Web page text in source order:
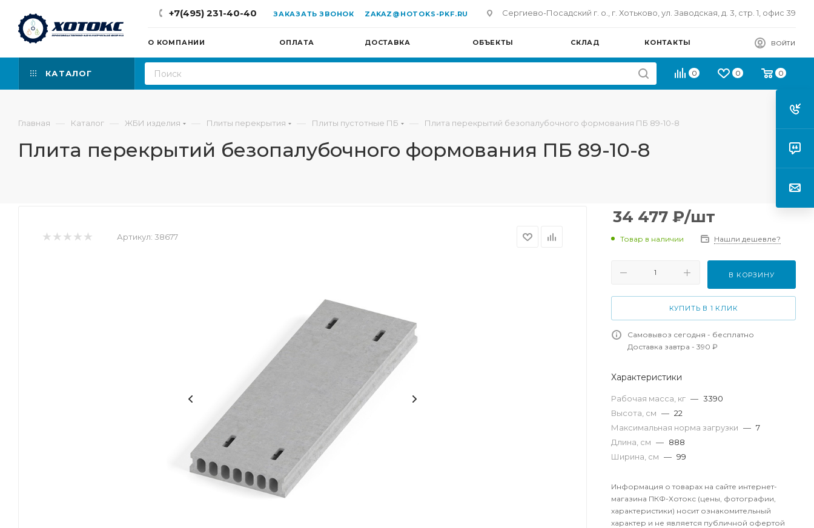
+7(495) 231-40-40 ЗАКАЗАТЬ ЗВОНОК ZAKAZ@HOTOKS-PKF.RU Сергиево-Посадский г. о., г. Хотьково, ул. Заводская, д. 3, стр. 1, офис 39
О КОМПАНИИ ОПЛАТА ДОСТАВКА ОБЪЕКТЫ СКЛАД КОНТАКТЫ ВОЙТИ
КАТАЛОГ 0 0 0
Главная — Каталог — ЖБИ изделия — Плиты перекрытия — Плиты пустотные ПБ — Плита перекрытий безопалубочного формования ПБ 89-10-8
Плита перекрытий безопалубочного формования ПБ 89-10-8
Артикул: 38677
34 477 ₽/шт
Товар в наличии Нашли дешевле?
В КОРЗИНУ
КУПИТЬ В 1 КЛИК
Самовывоз сегодня - бесплатно
Доставка завтра - 390 ₽
Характеристики
Рабочая масса, кг — 3390
Высота, см — 22
Максимальная норма загрузки — 7
Длина, см — 888
Ширина, см — 99
Информация о товарах на сайте интернет-
магазина ПКФ-Хотокс (цены, фотографии,
характеристики) носит ознакомительный
характер и не является публичной офертой